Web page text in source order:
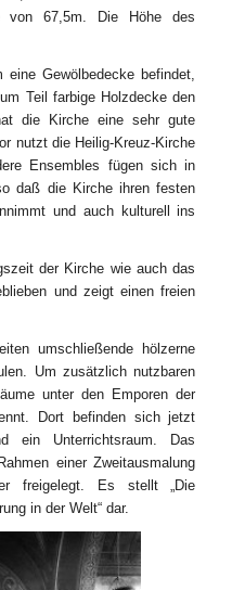
von 67,5m. Die Höhe des
eine Gewölbedecke befindet,
Teil farbige Holzdecke den
die Kirche eine sehr gute
nutzt die Heilig-Kreuz-Kirche
Ensembles fügen sich in
daß die Kirche ihren festen
und auch kulturell ins
der Kirche wie auch das
und zeigt einen freien
umschließende hölzerne
Um zusätzlich nutzbaren
unter den Emporen der
Dort befinden sich jetzt
ein Unterrichtsraum. Das
einer Zweitausmalung
freigelegt. Es stellt „Die
in der Welt“ dar.